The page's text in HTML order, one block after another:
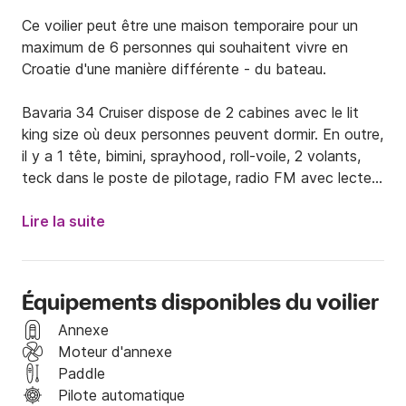
Ce voilier peut être une maison temporaire pour un
maximum de 6 personnes qui souhaitent vivre en
Croatie d'une manière différente - du bateau.
Bavaria 34 Cruiser dispose de 2 cabines avec le lit
king size où deux personnes peuvent dormir. En outre,
il y a 1 tête, bimini, sprayhood, roll-voile, 2 volants,
teck dans le poste de pilotage, radio FM avec lecteur
douche de cockpit (chaud et froid) et grande plate-
La bonne vue sur les voiles n'est pas seulement un
facteur de sécurité important, mais aussi une
augmentation de la croisière. Sur les deux volants, le
timonier présente un excellent aperçu. Pour faire une
longue journée en mer, une expérience amusante, le
poste de pilotage offre beaucoup d'espace et des
Lire la suite
Équipements disponibles du voilier
Annexe
Moteur d'annexe
Paddle
Pilote automatique